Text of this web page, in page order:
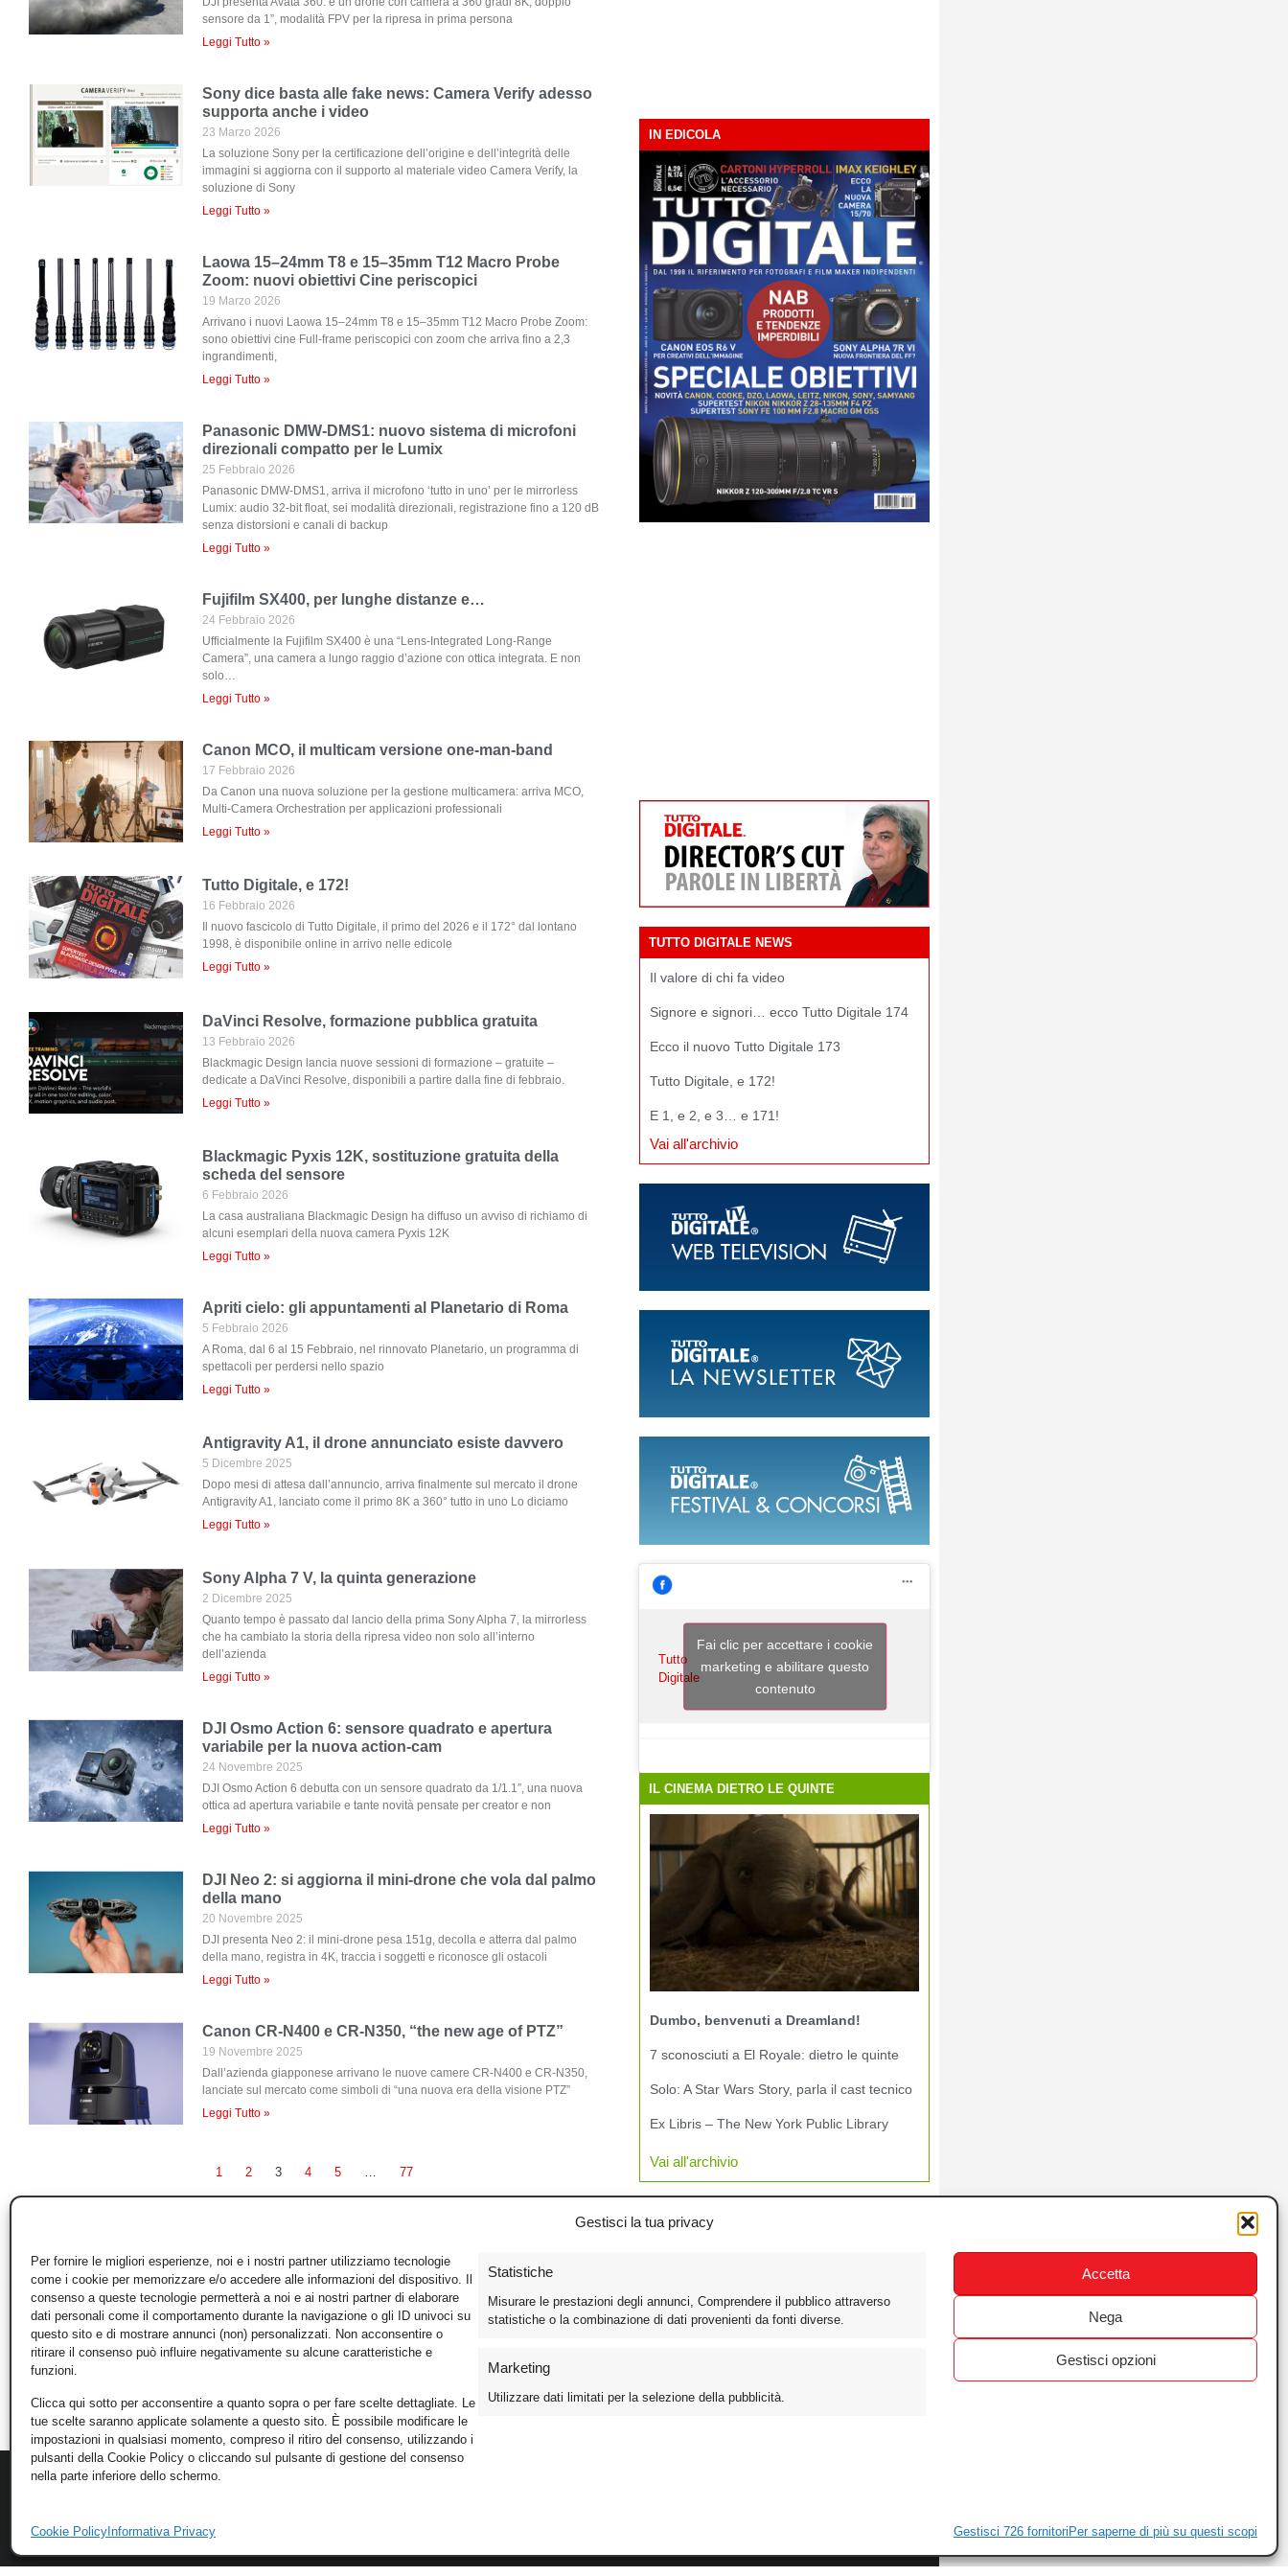
Gestisci la tua privacy
Per fornire le migliori esperienze, noi e i nostri partner utilizziamo tecnologie
come i cookie per memorizzare e/o accedere alle informazioni del dispositivo. Il
consenso a queste tecnologie permetterà a noi e ai nostri partner di elaborare
dati personali come il comportamento durante la navigazione o gli ID univoci su
questo sito e di mostrare annunci (non) personalizzati. Non acconsentire o
ritirare il consenso può influire negativamente su alcune caratteristiche e
funzioni.
Clicca qui sotto per acconsentire a quanto sopra o per fare scelte dettagliate. Le
tue scelte saranno applicate solamente a questo sito. È possibile modificare le
impostazioni in qualsiasi momento, compreso il ritiro del consenso, utilizzando i
pulsanti della Cookie Policy o cliccando sul pulsante di gestione del consenso
nella parte inferiore dello schermo.
Statistiche
Misurare le prestazioni degli annunci, Comprendere il pubblico attraverso
statistiche o la combinazione di dati provenienti da fonti diverse.
Marketing
Utilizzare dati limitati per la selezione della pubblicità.
Gestisci 726 fornitori Per saperne di più su questi scopi
Accetta
Nega
Gestisci opzioni
Cookie Policy Informativa Privacy
sensore da 1”, modalità FPV per la ripresa in prima persona
Leggi Tutto »
Sony dice basta alle fake news: Camera Verify adesso
supporta anche i video
23 Marzo 2026
La soluzione Sony per la certificazione dell’origine e dell’integrità delle
immagini si aggiorna con il supporto al materiale video Camera Verify, la
soluzione di Sony
Leggi Tutto »
Laowa 15–24mm T8 e 15–35mm T12 Macro Probe
Zoom: nuovi obiettivi Cine periscopici
19 Marzo 2026
Arrivano i nuovi Laowa 15–24mm T8 e 15–35mm T12 Macro Probe Zoom:
sono obiettivi cine Full-frame periscopici con zoom che arriva fino a 2,3
ingrandimenti,
Leggi Tutto »
Panasonic DMW-DMS1: nuovo sistema di microfoni
direzionali compatto per le Lumix
25 Febbraio 2026
Panasonic DMW-DMS1, arriva il microfono ‘tutto in uno’ per le mirrorless
Lumix: audio 32-bit float, sei modalità direzionali, registrazione fino a 120 dB
senza distorsioni e canali di backup
Leggi Tutto »
Fujifilm SX400, per lunghe distanze e…
24 Febbraio 2026
Ufficialmente la Fujifilm SX400 è una “Lens-Integrated Long-Range
Camera”, una camera a lungo raggio d’azione con ottica integrata. E non
solo…
Leggi Tutto »
Canon MCO, il multicam versione one-man-band
17 Febbraio 2026
Da Canon una nuova soluzione per la gestione multicamera: arriva MCO,
Multi-Camera Orchestration per applicazioni professionali
Leggi Tutto »
Tutto Digitale, e 172!
16 Febbraio 2026
Il nuovo fascicolo di Tutto Digitale, il primo del 2026 e il 172° dal lontano
1998, è disponibile online in arrivo nelle edicole
Leggi Tutto »
DaVinci Resolve, formazione pubblica gratuita
13 Febbraio 2026
Blackmagic Design lancia nuove sessioni di formazione – gratuite –
dedicate a DaVinci Resolve, disponibili a partire dalla fine di febbraio.
Leggi Tutto »
Blackmagic Pyxis 12K, sostituzione gratuita della
scheda del sensore
6 Febbraio 2026
La casa australiana Blackmagic Design ha diffuso un avviso di richiamo di
alcuni esemplari della nuova camera Pyxis 12K
Leggi Tutto »
Apriti cielo: gli appuntamenti al Planetario di Roma
5 Febbraio 2026
A Roma, dal 6 al 15 Febbraio, nel rinnovato Planetario, un programma di
spettacoli per perdersi nello spazio
Leggi Tutto »
Antigravity A1, il drone annunciato esiste davvero
5 Dicembre 2025
Dopo mesi di attesa dall’annuncio, arriva finalmente sul mercato il drone
Antigravity A1, lanciato come il primo 8K a 360° tutto in uno Lo diciamo
Leggi Tutto »
Sony Alpha 7 V, la quinta generazione
2 Dicembre 2025
Quanto tempo è passato dal lancio della prima Sony Alpha 7, la mirrorless
che ha cambiato la storia della ripresa video non solo all’interno
dell’azienda
Leggi Tutto »
DJI Osmo Action 6: sensore quadrato e apertura
variabile per la nuova action-cam
24 Novembre 2025
DJI Osmo Action 6 debutta con un sensore quadrato da 1/1.1″, una nuova
ottica ad apertura variabile e tante novità pensate per creator e non
Leggi Tutto »
DJI Neo 2: si aggiorna il mini-drone che vola dal palmo
della mano
20 Novembre 2025
DJI presenta Neo 2: il mini-drone pesa 151g, decolla e atterra dal palmo
della mano, registra in 4K, traccia i soggetti e riconosce gli ostacoli
Leggi Tutto »
Canon CR-N400 e CR-N350, “the new age of PTZ”
19 Novembre 2025
Dall’azienda giapponese arrivano le nuove camere CR-N400 e CR-N350,
lanciate sul mercato come simboli di “una nuova era della visione PTZ”
Leggi Tutto »
1 2 3 4 5 77
IN EDICOLA
TUTTO DIGITALE NEWS
Il valore di chi fa video
Signore e signori… ecco Tutto Digitale 174
Ecco il nuovo Tutto Digitale 173
Tutto Digitale, e 172!
E 1, e 2, e 3… e 171!
Vai all'archivio
Tutto
Digitale
Fai clic per accettare i cookie
marketing e abilitare questo
contenuto
IL CINEMA DIETRO LE QUINTE
Dumbo, benvenuti a Dreamland!
7 sconosciuti a El Royale: dietro le quinte
Solo: A Star Wars Story, parla il cast tecnico
Ex Libris – The New York Public Library
Vai all'archivio